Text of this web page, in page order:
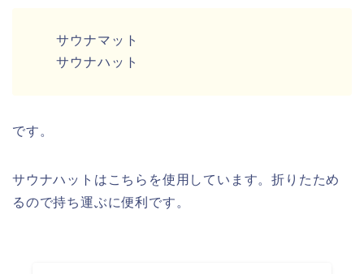
サウナマット
サウナハット
です。
サウナハットはこちらを使用しています。折りたため
るので持ち運ぶに便利です。